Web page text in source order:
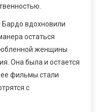
вдохновили
остаться
женщины
Она была и остается
ее фильмы стали
с